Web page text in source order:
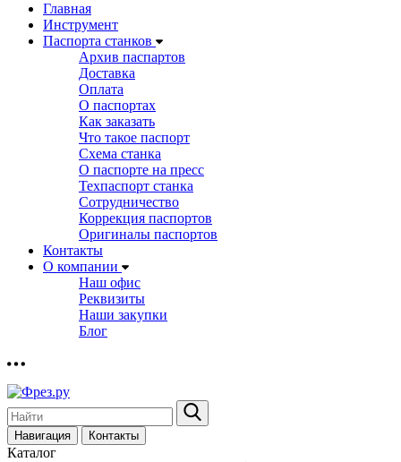
Главная
Инструмент
Паспорта станков
Архив паспартов
Доставка
Оплата
О паспортах
Как заказать
Что такое паспорт
Схема станка
О паспорте на пресс
Техпаспорт станка
Сотрудничество
Коррекция паспортов
Оригиналы паспортов
Контакты
О компании
Наш офис
Реквизиты
Наши закупки
Блог
Навигация Контакты
Каталог